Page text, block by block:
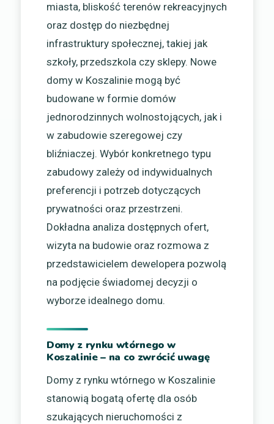
miasta, bliskość terenów rekreacyjnych
oraz dostęp do niezbędnej
infrastruktury społecznej, takiej jak
szkoły, przedszkola czy sklepy. Nowe
domy w Koszalinie mogą być
budowane w formie domów
jednorodzinnych wolnostojących, jak i
w zabudowie szeregowej czy
bliźniaczej. Wybór konkretnego typu
zabudowy zależy od indywidualnych
preferencji i potrzeb dotyczących
prywatności oraz przestrzeni.
Dokładna analiza dostępnych ofert,
wizyta na budowie oraz rozmowa z
przedstawicielem dewelopera pozwolą
na podjęcie świadomej decyzji o
wyborze idealnego domu.
Domy z rynku wtórnego w
Koszalinie – na co zwrócić uwagę
Domy z rynku wtórnego w Koszalinie
stanowią bogatą ofertę dla osób
szukających nieruchomości z